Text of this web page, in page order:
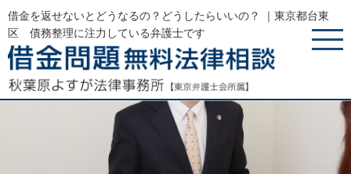
借金を返せないとどうなるの？どうしたらいいの？ ｜東京都台東
区 債務整理に注力している弁護士です